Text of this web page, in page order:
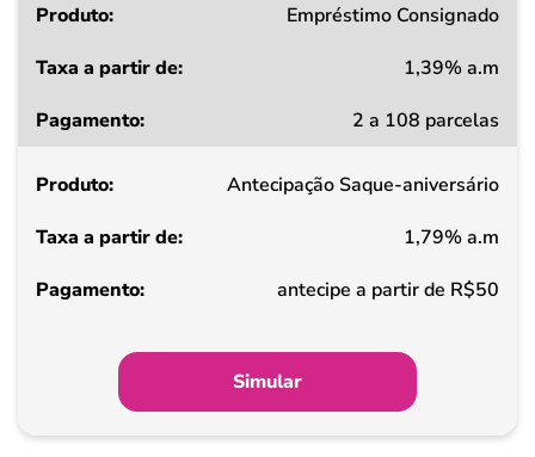
Produto
a
de
Pagamento
Empréstimo Consignado
1,39% a.m
2 a 108 parcelas
Antecipação Saque-aniversário
1,79% a.m
antecipe a partir de R$50
Simular